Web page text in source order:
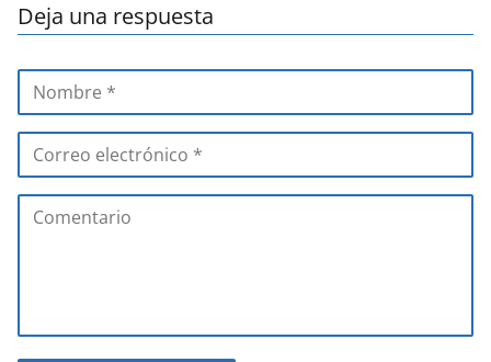
Deja una respuesta